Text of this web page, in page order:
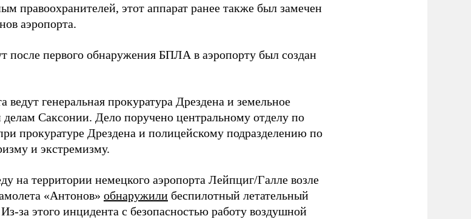
правоохранителей, этот аппарат ранее также был замечен
аэропорта.
после первого обнаружения БПЛА в аэропорту был создан
ведут генеральная прокуратура Дрездена и земельное
Саксонии. Дело поручено центральному отделу по
прокуратуре Дрездена и полицейскому подразделению по
и экстремизму.
на территории немецкого аэропорта Лейпциг/Галле возле
«Антонов» обнаружили беспилотный летательный
за этого инцидента с безопасностью работу воздушной